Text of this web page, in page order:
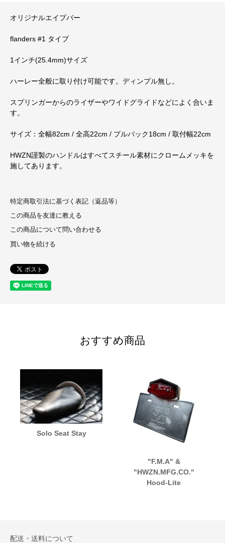
オリジナルエイプバー
flanders #1 タイプ
1インチ(25.4mm)サイズ
ハーレー全般に取り付け可能です。ディンプル無し。
スプリンガーからのライザーやワイドグライドなどによく合いま
す。
サイズ：全幅82cm / 全高22cm / プルバック18cm / 取付幅22cm
HWZN謹製のハンドルはすべてスチール素材にクロームメッキを
施してあります。
特定商取引法に基づく表記（返品等）
この商品を友達に教える
この商品について問い合わせる
買い物を続ける
おすすめ商品
Solo Seat Stay
"F.M.A" &
"HWZN.MFG.CO."
Hood-Lite
配送・送料について